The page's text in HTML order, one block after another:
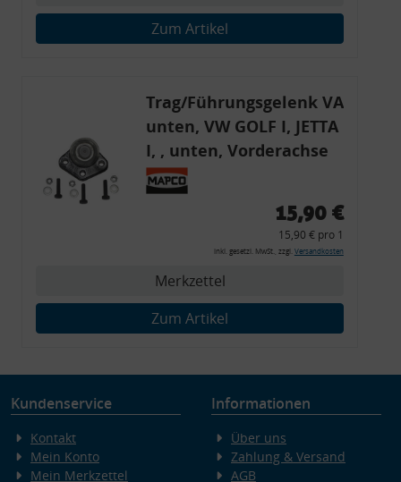
Zum Artikel
Trag/Führungsgelenk VA
unten, VW GOLF I, JETTA
I, , unten, Vorderachse
links, Vorderachse
rechts, PORSCHE, VW
15,90 €
15,90 € pro 1
inkl. gesetzl. MwSt., zzgl. Versandkosten
Merkzettel
Zum Artikel
Kundenservice
Kontakt
Mein Konto
Mein Merkzettel
Informationen
Über uns
Zahlung & Versand
AGB
Verwendung genauer Standortdaten
Endgeräteeigenschaften zur Identifikation aktiv abfragen